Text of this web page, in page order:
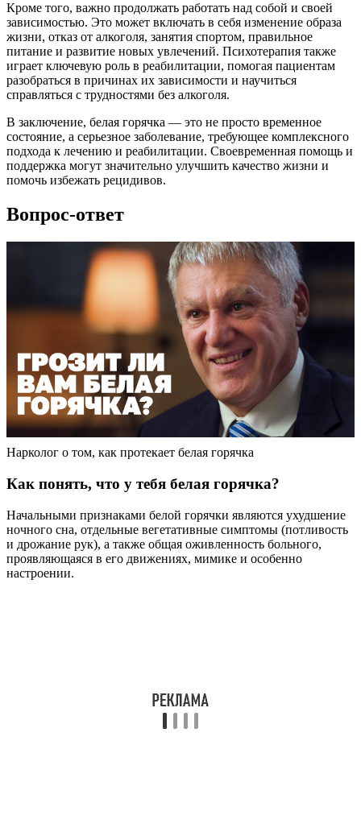
Кроме того, важно продолжать работать над собой и своей
зависимостью. Это может включать в себя изменение образа
жизни, отказ от алкоголя, занятия спортом, правильное
питание и развитие новых увлечений. Психотерапия также
играет ключевую роль в реабилитации, помогая пациентам
разобраться в причинах их зависимости и научиться
справляться с трудностями без алкоголя.
В заключение, белая горячка — это не просто временное
состояние, а серьезное заболевание, требующее комплексного
подхода к лечению и реабилитации. Своевременная помощь и
поддержка могут значительно улучшить качество жизни и
помочь избежать рецидивов.
Вопрос-ответ
Нарколог о том, как протекает белая горячка
Как понять, что у тебя белая горячка?
Начальными признаками белой горячки являются ухудшение
ночного сна, отдельные вегетативные симптомы (потливость
и дрожание рук), а также общая оживленность больного,
проявляющаяся в его движениях, мимике и особенно
настроении.